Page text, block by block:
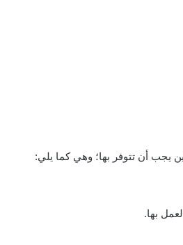
يجب أن تتوفر بها؛ وهي كما يلي:
بها.